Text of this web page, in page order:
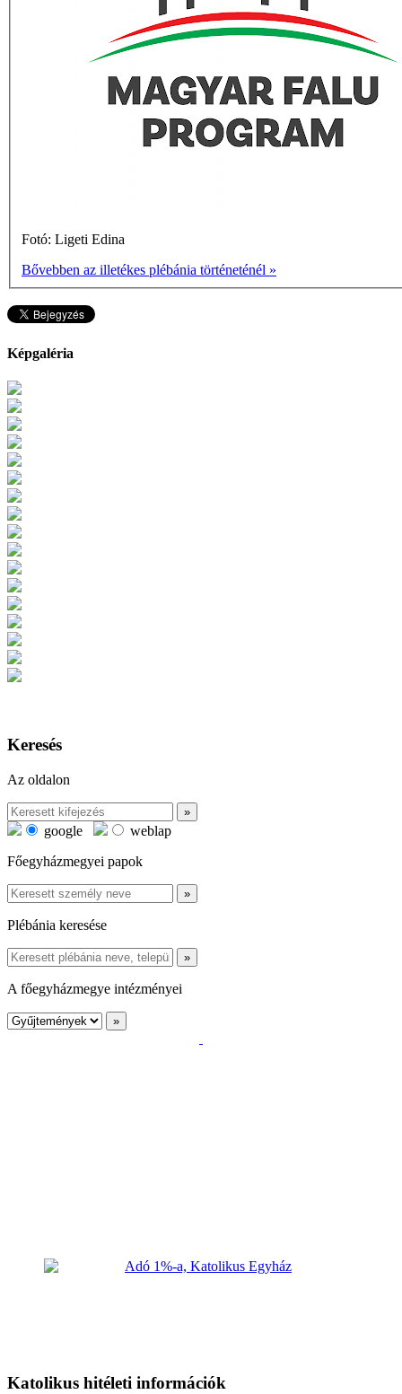
Fotó: Ligeti Edina
Bővebben az illetékes plébánia történeténél »
Képgaléria
Keresés
Az oldalon
google
weblap
Főegyházmegyei papok
Plébánia keresése
A főegyházmegye intézményei
Katolikus hitéleti információk